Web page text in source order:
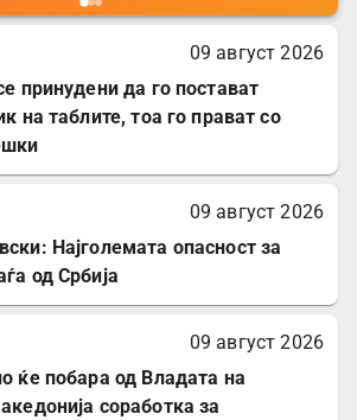
09 август 2026
принудени да го постават
на таблите, тоа го прават со
09 август 2026
Најголемата опасност за
од Србија
09 август 2026
ќе побара од Владата на
соработка за